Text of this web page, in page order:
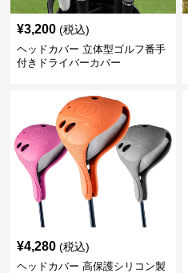
¥3,200 (税込)
ヘッドカバー 立体型ゴルフ番手
付きドライバーカバー
¥4,280 (税込)
ヘッドカバー 高保護シリコン製